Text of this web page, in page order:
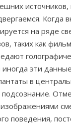
Когда
на ряде
таких как
эти
в
подсознание.
поведения,